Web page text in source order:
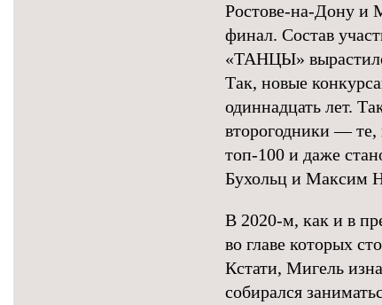
Ростове-на-Дону и
финал. Состав
«ТАНЦЫ»
Так, новые
одиннадцать лет.
второгодники — те,
топ-100 и даже
Бухольц и Максим
В 2020-м, как и в
во главе которых
Кстати, Мигель
собирался